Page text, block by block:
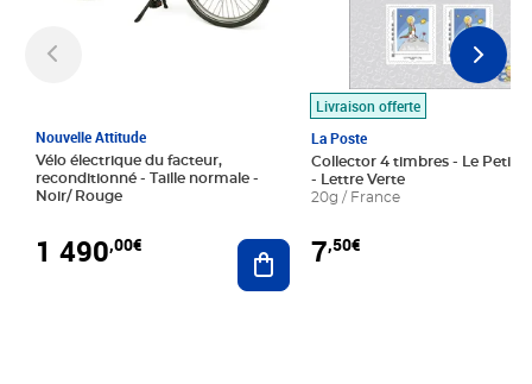
Nouvelle Attitude
Vélo électrique du facteur,
reconditionné - Taille normale -
Noir/ Rouge
1 490,00€ Ajouter au panier
Livraison offerte
La Poste
Collector 4 timbres - Le Petit
- Lettre Verte
20g / France
7,50€